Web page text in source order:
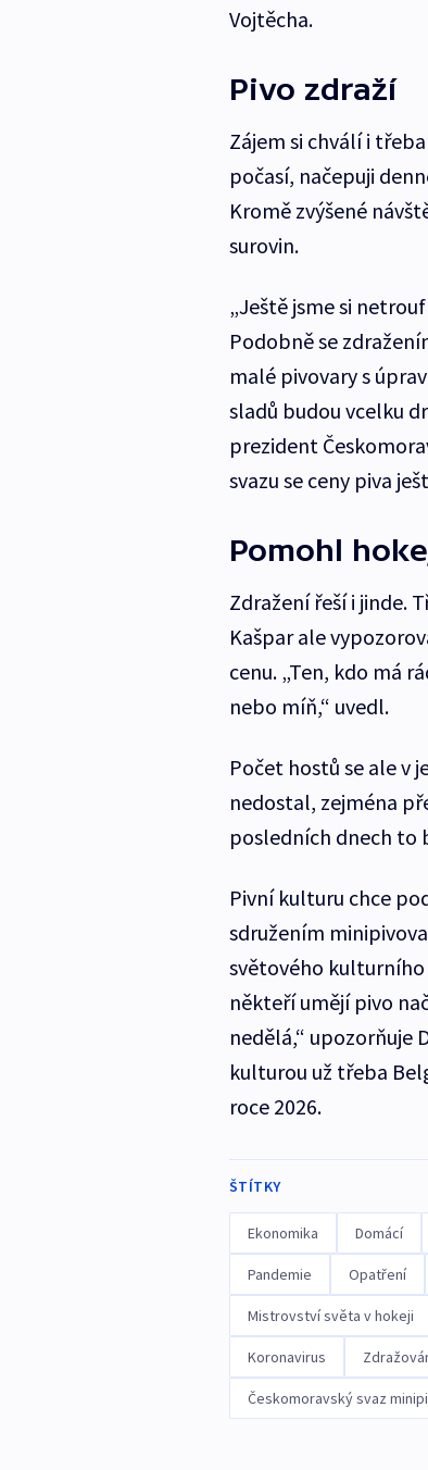
Vojtěcha.
Pivo zdraží
Zájem si chválí i
počasí, načepuji
Kromě zvýšené
surovin.
„Ještě jsme si
Podobně se
malé pivovary s
sladů budou vcelku
prezident
svazu se ceny piva
Pomohl
Zdražení řeší i jinde.
Kašpar ale
cenu. „Ten, kdo má
nebo míň,“ uvedl.
Počet hostů se ale v
nedostal, zejména
posledních dnech to
Pivní kulturu chce
sdružením
světového kulturního
někteří umějí pivo
nedělá,“ upozorňuje
kulturou už třeba
roce 2026.
ŠTÍTKY
Ekonomika Domácí
Pandemie Opatření
Mistrovství světa v hokeji
Koronavirus
Českomoravský svaz